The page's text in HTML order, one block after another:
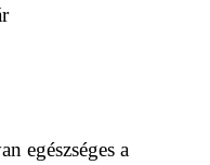
egészséges a